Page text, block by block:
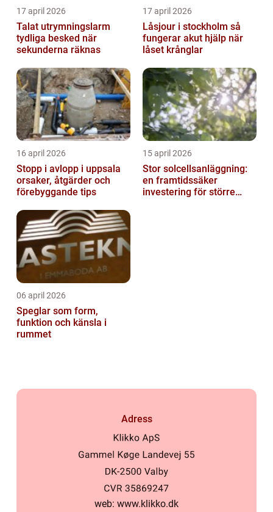
17 april 2026
Talat utrymningslarm
tydliga besked när
sekunderna räknas
17 april 2026
Låsjour i stockholm så
fungerar akut hjälp när
låset krånglar
16 april 2026
Stopp i avlopp i uppsala
orsaker, åtgärder och
förebyggande tips
15 april 2026
Stor solcellsanläggning:
en framtidssäker
investering för större
06 april 2026
Speglar som form,
funktion och känsla i
rummet
Adress
web: www.klikko.dk